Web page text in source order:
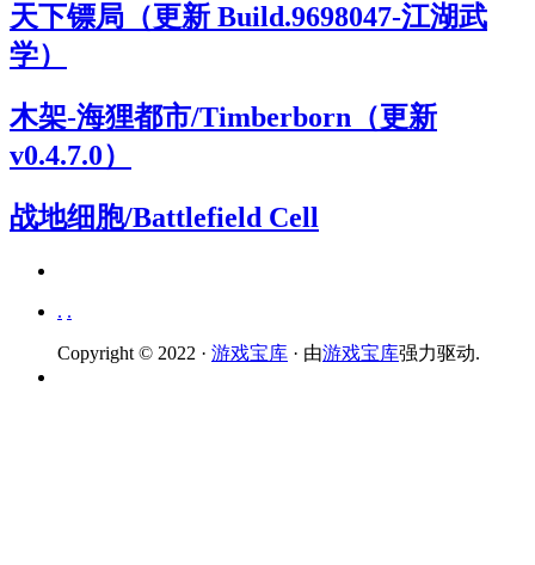
天下镖局（更新 Build.9698047-江湖武
学）
木架-海狸都市/Timberborn（更新
v0.4.7.0）
战地细胞/Battlefield Cell
. .
Copyright © 2022 · 游戏宝库 · 由游戏宝库强力驱动.